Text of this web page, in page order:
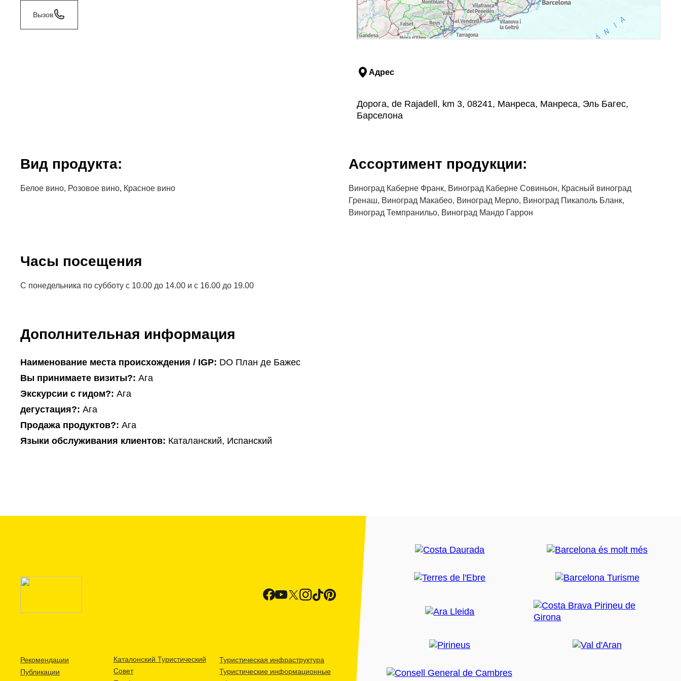
Вызов
Адрес
Дорога, de Rajadell, km 3, 08241, Манреса, Манреса, Эль Багес,
Барселона
Bид продукта:
Белое вино, Розовое вино, Красное вино
Aссортимент продукции:
Виноград Каберне Франк, Виноград Каберне Совиньон, Красный виноград
Гренаш, Виноград Макабео, Виноград Мерло, Виноград Пикаполь Бланк,
Виноград Темпранильо, Виноград Мандо Гаррон
Часы посещения
С понедельника по субботу с 10.00 до 14.00 и с 16.00 до 19.00
Дополнительная информация
Наименование места происхождения / IGP: DO План де Бажес
Вы принимаете визиты?: Ага
Экскурсии с гидом?: Ага
дегустация?: Ага
Продажа продуктов?: Ага
Языки обслуживания клиентов: Каталанский, Испанский
Рекомендации
Публикации
Каталонский Туристический
Совет
Туристическая инфраструктура
Туристические информационные